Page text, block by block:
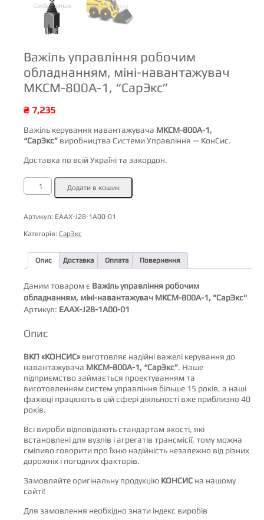
Важіль управління робочим
обладнанням, міні-навантажувач
МКСМ-800А-1, “СарЭкс”
₴ 7,235
Важіль керування навантажувача МКСМ-800А-1,
“СарЭкс” виробництва Системи Управління — КонСис.
Доставка по всій Україні та закордон.
Важіль
управління
робочим
міні-
навантажувач
МКСМ-800А-1,
"СарЭкс"
Додати в кошик
Артикул: ЕААХ-J28-1A00-01
Категорія: СарЭкс
Опис Доставка Оплата Повернення
Даним товаром є Важіль управління робочим
обладнанням, міні-навантажувач МКСМ-800А-1, "СарЭкс"
Артикул: ЕААХ-J28-1A00-01
Опис
ВКП «КОНСИС» виготовляє надійні важелі керування до
навантажувача МКСМ-800А-1, “СарЭкс”. Наше
підприємство займається проектуванням та
виготовленням систем управління більше 15 років, а наші
фахівці працюють в цій сфері діяльності вже приблизно 40
років.
Всі вироби відповідають стандартам якості, які
встановлені для вузлів і агрегатів трансмісії, тому можна
сміливо говорити про їхню надійність незалежно від різних
дорожніх і погодних факторів.
Замовляйте оригінальну продукцію КОНСИС на нашому
сайті!
Для замовлення необхідно знати індекс виробів